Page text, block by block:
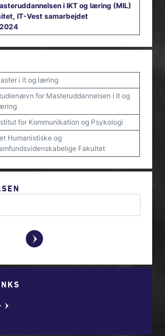
i IKT og læring (MIL)
IT-Vest samarbejdet
i it og læring
for Masteruddannelsen i It og
for Kommunikation og Psykologi
Humanistiske og
Fakultet
y
w